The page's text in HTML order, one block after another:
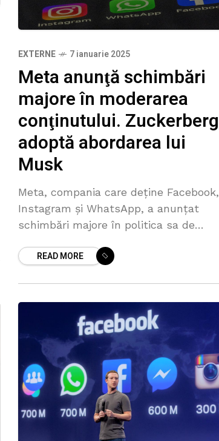
EXTERNE 7 ianuarie 2025
Meta anunţă schimbări
majore în moderarea
conţinutului. Zuckerberg
adoptă abordarea lui
Musk
Meta, compania care deţine Facebook,
Instagram şi WhatsApp, a anunţat
schimbări majore în politica sa de
încheierea programului de verificare a
READ MORE